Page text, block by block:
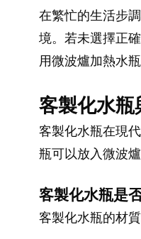
在繁忙的生活步
境。若未選擇正
用微波爐加熱水
客製化水瓶
客製化水瓶在現
瓶可以放入微波
客製化水瓶是
客製化水瓶的材